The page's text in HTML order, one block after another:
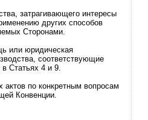
затрагивающего интересы
других способов
Сторонами.
или юридическая
соответствующие
Статьях 4 и 9.
по конкретным вопросам
Конвенции.